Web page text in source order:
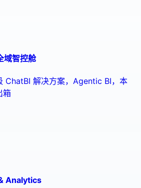
域智控舱
ChatBI 解决方案，Agentic BI，本
箱
Analytics